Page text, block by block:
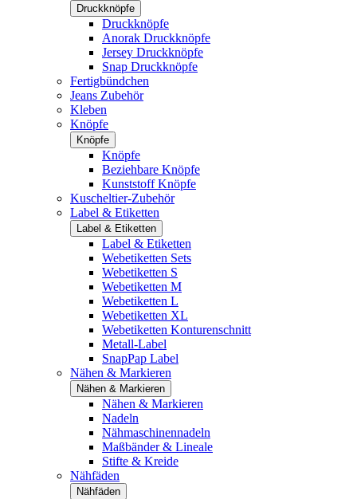
Druckknöpfe
Druckknöpfe
Anorak Druckknöpfe
Jersey Druckknöpfe
Snap Druckknöpfe
Fertigbündchen
Jeans Zubehör
Kleben
Knöpfe
Knöpfe
Knöpfe
Beziehbare Knöpfe
Kunststoff Knöpfe
Kuscheltier-Zubehör
Label & Etiketten
Label & Etiketten
Label & Etiketten
Webetiketten Sets
Webetiketten S
Webetiketten M
Webetiketten L
Webetiketten XL
Webetiketten Konturenschnitt
Metall-Label
SnapPap Label
Nähen & Markieren
Nähen & Markieren
Nähen & Markieren
Nadeln
Nähmaschinennadeln
Maßbänder & Lineale
Stifte & Kreide
Nähfäden
Nähfäden